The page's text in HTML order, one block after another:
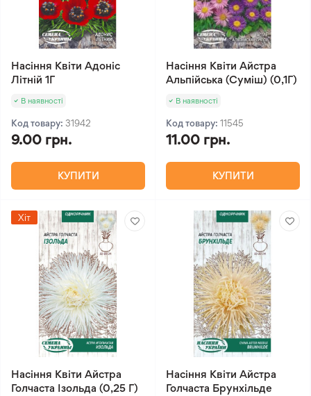
Насіння Квіти Адоніс
Літній 1Г
В наявності
Код товару: 31942
9.00 грн.
КУПИТИ
Насіння Квіти Айстра
Альпійська (Суміш) (0,1Г)
В наявності
Код товару: 11545
11.00 грн.
КУПИТИ
Хіт
Насіння Квіти Айстра
Голчаста Ізольда (0,25 Г)
Насіння Квіти Айстра
Голчаста Брунхільде